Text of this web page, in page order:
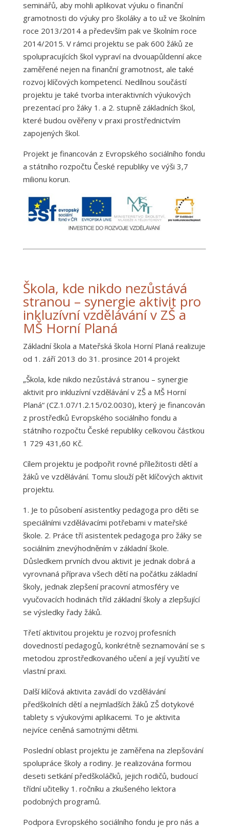
seminářů, aby mohli aplikovat výuku o finanční
gramotnosti do výuky pro školáky a to už ve školním
roce 2013/2014 a především pak ve školním roce
2014/2015. V rámci projektu se pak 600 žáků ze
spolupracujících škol vypraví na dvouapůldenní akce
zaměřené nejen na finanční gramotnost, ale také
rozvoj klíčových kompetencí. Nedílnou součástí
projektu je také tvorba interaktivních výukových
prezentací pro žáky 1. a 2. stupně základních škol,
které budou ověřeny v praxi prostřednictvím
zapojených škol.
Projekt je financován z Evropského sociálního fondu
a státního rozpočtu České republiky ve výši 3,7
milionu korun.
Škola, kde nikdo nezůstává
stranou – synergie aktivit pro
inkluzívní vzdělávání v ZŠ a
MŠ Horní Planá
Základní škola a Mateřská škola Horní Planá realizuje
od 1. září 2013 do 31. prosince 2014 projekt
„Škola, kde nikdo nezůstává stranou – synergie
aktivit pro inkluzívní vzdělávání v ZŠ a MŠ Horní
Planá“ (CZ.1.07/1.2.15/02.0030), který je financován
z prostředků Evropského sociálního fondu a
státního rozpočtu České republiky celkovou částkou
1 729 431,60 Kč.
Cílem projektu je podpořit rovné příležitosti dětí a
žáků ve vzdělávání. Tomu slouží pět klíčových aktivit
projektu.
1. Je to působení asistentky pedagoga pro děti se
speciálními vzdělávacími potřebami v mateřské
škole. 2. Práce tří asistentek pedagoga pro žáky se
sociálním znevýhodněním v základní škole.
Důsledkem prvních dvou aktivit je jednak dobrá a
vyrovnaná příprava všech dětí na počátku základní
školy, jednak zlepšení pracovní atmosféry ve
vyučovacích hodinách tříd základní školy a zlepšující
se výsledky řady žáků.
Třetí aktivitou projektu je rozvoj profesních
dovedností pedagogů, konkrétně seznamování se s
metodou zprostředkovaného učení a její využití ve
vlastní praxi.
Další klíčová aktivita zavádí do vzdělávání
předškolních dětí a nejmladších žáků ZŠ dotykové
tablety s výukovými aplikacemi. To je aktivita
nejvíce ceněná samotnými dětmi.
Poslední oblast projektu je zaměřena na zlepšování
spolupráce školy a rodiny. Je realizována formou
deseti setkání předškoláčků, jejich rodičů, budoucí
třídní učitelky 1. ročníku a zkušeného lektora
podobných programů.
Podpora Evropského sociálního fondu je pro nás a